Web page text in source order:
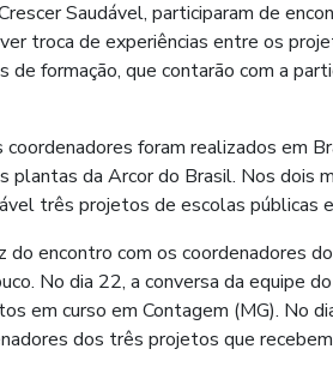
Saudável, participaram de
troca de experiências entre os
de formação, que contarão com a
foram realizados em
plantas da Arcor do Brasil. Nos dois
três projetos de escolas públicas
encontro com os coordenadores
No dia 22, a conversa da equipe
em curso em Contagem (MG). No
dos três projetos que